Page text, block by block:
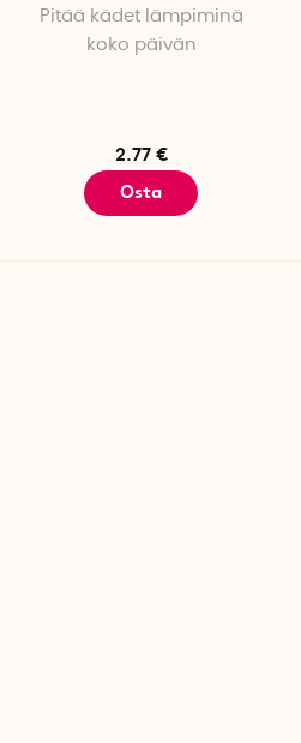
Pitää kädet lämpiminä
koko päivän
2.77 €
Osta